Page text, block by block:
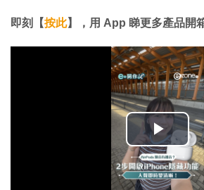
即刻【按此】，用 App 睇更多產品開
播
放